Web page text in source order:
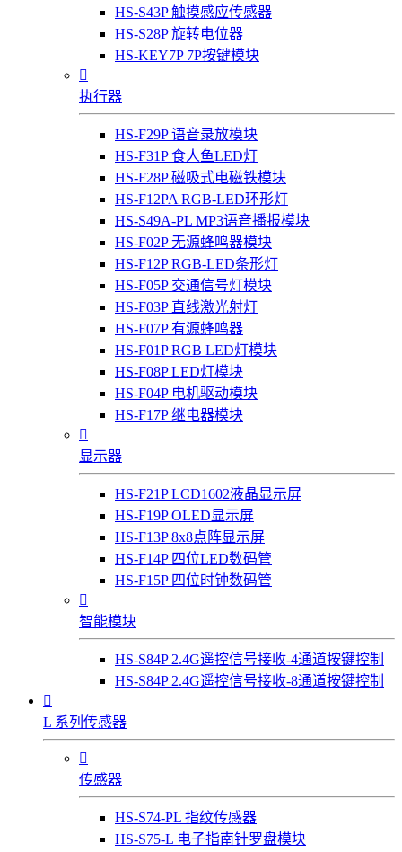
HS-S43P 触摸感应传感器
HS-S28P 旋转电位器
HS-KEY7P 7P按键模块

执行器
HS-F29P 语音录放模块
HS-F31P 食人鱼LED灯
HS-F28P 磁吸式电磁铁模块
HS-F12PA RGB-LED环形灯
HS-S49A-PL MP3语音播报模块
HS-F02P 无源蜂鸣器模块
HS-F12P RGB-LED条形灯
HS-F05P 交通信号灯模块
HS-F03P 直线激光射灯
HS-F07P 有源蜂鸣器
HS-F01P RGB LED灯模块
HS-F08P LED灯模块
HS-F04P 电机驱动模块
HS-F17P 继电器模块

显示器
HS-F21P LCD1602液晶显示屏
HS-F19P OLED显示屏
HS-F13P 8x8点阵显示屏
HS-F14P 四位LED数码管
HS-F15P 四位时钟数码管

智能模块
HS-S84P 2.4G遥控信号接收-4通道按键控制
HS-S84P 2.4G遥控信号接收-8通道按键控制

L 系列传感器

传感器
HS-S74-PL 指纹传感器
HS-S75-L 电子指南针罗盘模块